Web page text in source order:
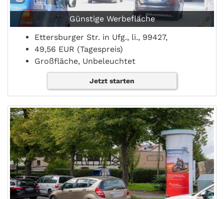
Günstige Werbefläche
Ettersburger Str. in Ufg., li., 99427,
49,56 EUR (Tagespreis)
Großfläche, Unbeleuchtet
Jetzt starten